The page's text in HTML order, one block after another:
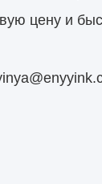
цену и